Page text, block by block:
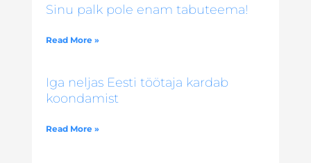
Sinu palk pole enam tabuteema!
Read More »
Iga neljas Eesti töötaja kardab
koondamist
Read More »